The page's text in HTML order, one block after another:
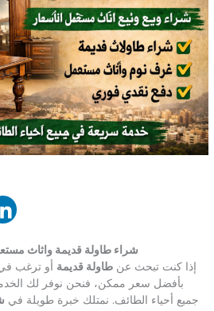
شراء طاولة قديمة واثاث
إذا كنت تبحث عن طاولة قديمة أو ترغب
بأفضل سعر ممكن، فنحن نوفر لك
جميع أحياء الطائف. نمتلك خبرة طويلة في